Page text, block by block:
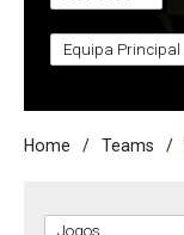
Home Teams